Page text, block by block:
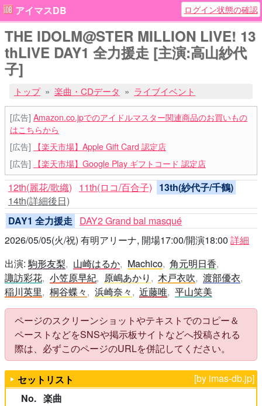
アイマスDB ログイン状態の確認
THE IDOLM@STER MILLION LIVE! 13
thLIVE DAY1 全力援走 [主演:高山紗代
子]
トップ 楽曲・CDデータ ライブイベント
[広告] Amazon.co.jpでのアイドルマスター関連商品のお買いもの
はこちらから
[広告]
【楽天市場】Apple Gift Card 認定店
[広告]
【楽天市場】Google Play ギフトコード 認定店
12th(麗花/歌織) 11th(ロコ/百合子)
13th(紗代子/千鶴)
14th(詳細後日)
DAY1 全力援走 DAY2 Grand bal masqué
2026/05/05(火/祝) 有明アリーナ, 開場17:00/開演18:00 詳細
出演:駒形友梨 山崎はるか Machico 角元明日香
諏訪彩花 小笠原早紀 原嶋あかり 木戸衣吹
渡部優衣
稲川英里
桐谷蝶々 浜崎奈々 近藤唯 平山笑美
ページのスクリーンショットやテキストでのコピー＆
ペーストなどをSNSや掲示板サイトなどへ投稿される
際は、必ずこのページのURLを併記してください。
[by imas-db.jp]
セットリスト
No. 楽曲